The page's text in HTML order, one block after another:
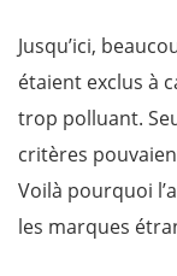
Jusqu’ici,
étaient exclus à
trop polluant.
critères
Voilà pourquoi
les marques